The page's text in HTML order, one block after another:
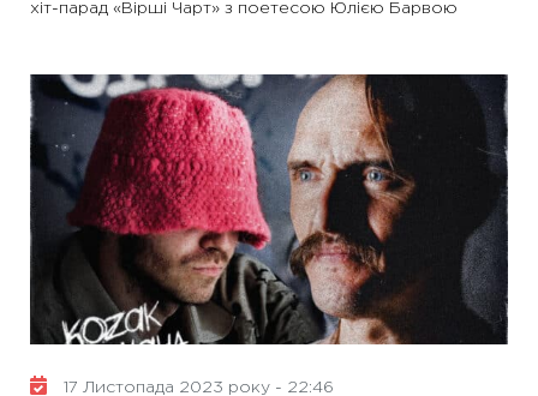
хіт-парад «Вірші Чарт» з поетесою Юлією Барвою
17 Листопада 2023 року - 22:46